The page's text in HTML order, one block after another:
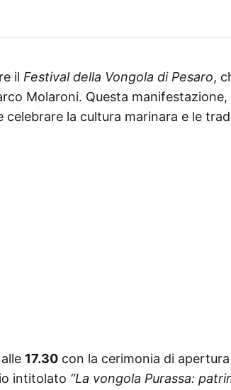
il Festival della Vongola di Pesaro,
Molaroni. Questa manifestazione,
la cultura marinara e le
17.30 con la cerimonia di
intitolato “La vongola Purassa: